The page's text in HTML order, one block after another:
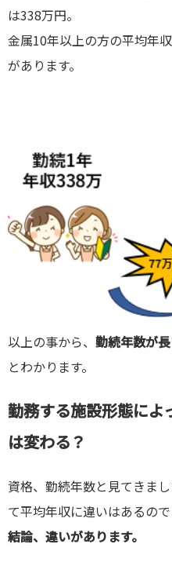
は338万円。
金属10年以上の方の平均年
があります。
以上の事から、 勤続年数が
とわかります。
勤務する施設形態によ
は変わる？
資格、勤続年数と見てきま
て平均年収に違いはあるので
結論、 違いがあります。